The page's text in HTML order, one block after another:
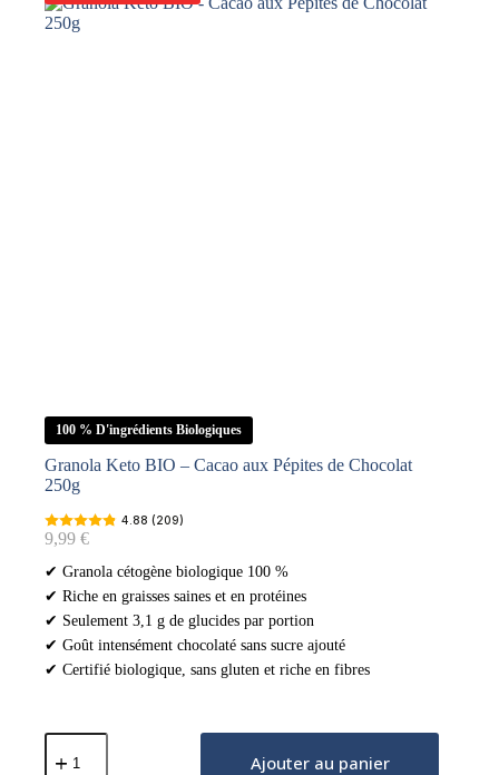
100 % D'ingrédients Biologiques
Granola Keto BIO – Cacao aux Pépites de Chocolat
250g
4.88 (209)
9,99 €
✔ Granola cétogène biologique 100 %
✔ Riche en graisses saines et en protéines
✔ Seulement 3,1 g de glucides par portion
✔ Goût intensément chocolaté sans sucre ajouté
✔ Certifié biologique, sans gluten et riche en fibres
quantité
de
Ajouter au panier